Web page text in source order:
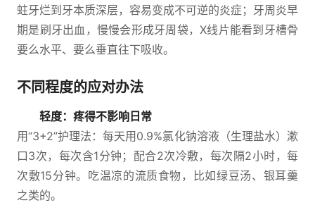
蛀牙烂到牙本质深层，容易变成不可逆的炎症；牙周炎早
期是刷牙出血，慢慢会形成牙周袋，X线片能看到牙槽骨
要么水平、要么垂直往下吸收。
不同程度的应对办法
轻度：疼得不影响日常
用“3+2”护理法：每天用0.9%氯化钠溶液（生理盐水）漱
口3次，每次含1分钟；配合2次冷敷，每次隔2小时，每
次敷15分钟。吃温凉的流质食物，比如绿豆汤、银耳羹
之类的。